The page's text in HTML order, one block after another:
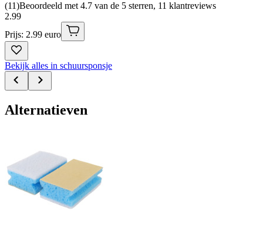
(11)Beoordeeld met 4.7 van de 5 sterren, 11 klantreviews
2.99
Prijs: 2.99 euro
Bekijk alles in schuursponsje
Alternatieven